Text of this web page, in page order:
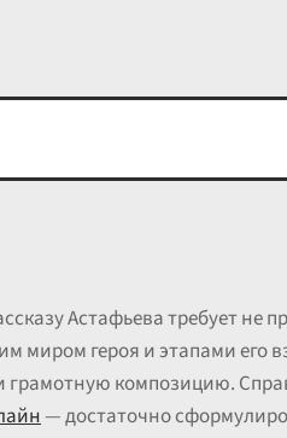
Астафьева требует не
миром героя и этапами его
композицию.
— достаточно